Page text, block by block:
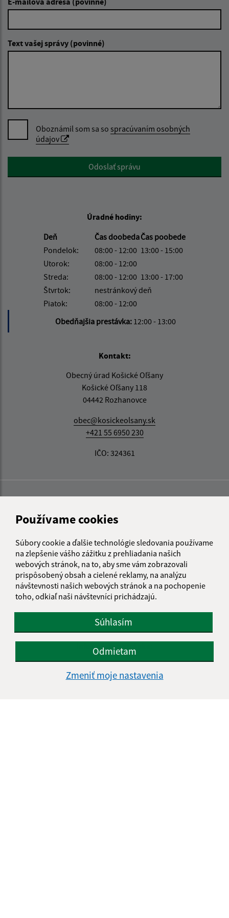
Používame cookies
Súbory cookie a ďalšie technológie sledovania používame
na zlepšenie vášho zážitku z prehliadania našich
webových stránok, na to, aby sme vám zobrazovali
prispôsobený obsah a cielené reklamy, na analýzu
návštevnosti našich webových stránok a na pochopenie
toho, odkiaľ naši návštevníci prichádzajú.
Súhlasím
Odmietam
Zmeniť moje nastavenia
Text vašej správy (povinné)
Oboznámil som sa so spracúvaním osobných
údajov
Google reCaptcha ResponseOdoslať správu
Úradné hodiny:
Deň
Čas doobedaČas poobede
Pondelok:
08:00 - 12:00 13:00 - 15:00
Utorok:
08:00 - 12:00
Streda:
08:00 - 12:00 13:00 - 17:00
Štvrtok:
nestránkový deň
Piatok:
08:00 - 12:00
Obedňajšia prestávka: 12:00 - 13:00
Kontakt:
Obecný úrad Košické Oľšany
Košické Oľšany 118
04442 Rozhanovce
obec@kosickeolsany.sk
+421 55 6950 230
IČO: 324361
Informácie o stránke:
Autorské práva